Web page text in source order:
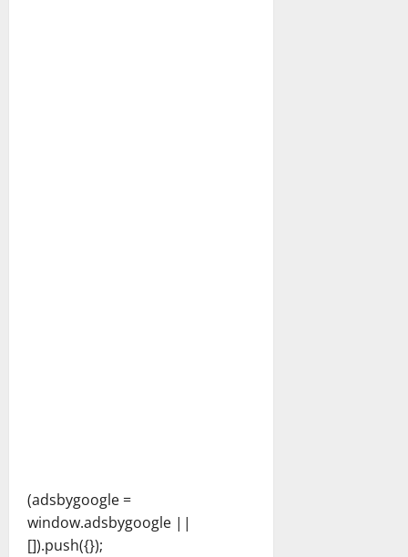
(adsbygoogle =
window.adsbygoogle ||
[]).push({});